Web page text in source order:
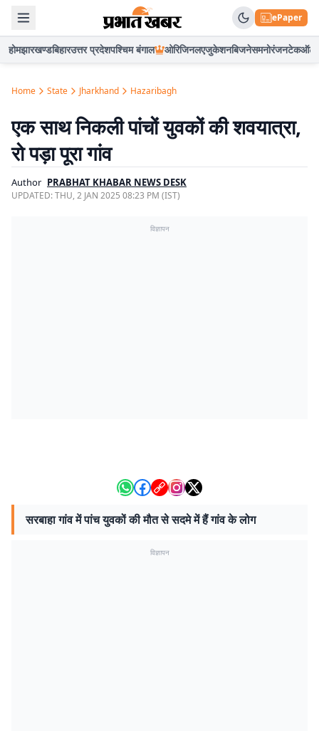
ePaper
होमझारखण्डबिहारउत्तर प्रदेशपश्चिम बंगाल ओरिजिनलएजुकेशनबिजनेसमनोरंजनटेकऑटो
Home State Jharkhand Hazaribagh
एक साथ निकली पांचों युवकों की शवयात्रा,
रो पड़ा पूरा गांव
Author PRABHAT KHABAR NEWS DESK
UPDATED:THU, 2 JAN 2025 08:23 PM (IST)
विज्ञापन
सरबाहा गांव में पांच युवकों की मौत से सदमे में हैं गांव के लोग
विज्ञापन